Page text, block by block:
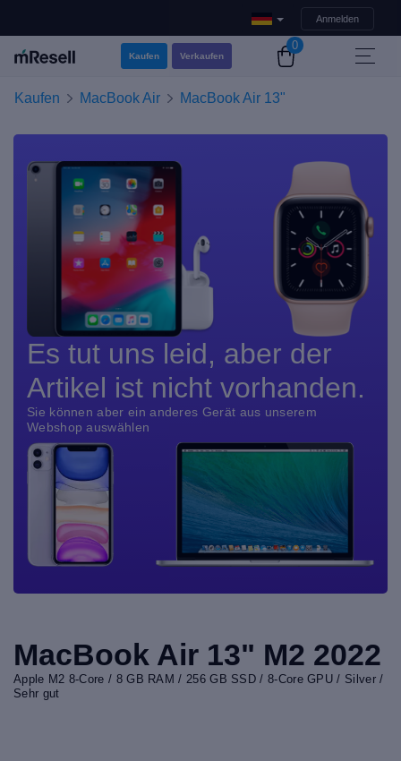
Anmelden
Kaufen Verkaufen
0
Kaufen MacBook Air MacBook Air 13"
Es tut uns leid, aber der
Artikel ist nicht vorhanden.
Sie können aber ein anderes Gerät aus unserem
Webshop auswählen
MacBook Air 13" M2 2022
Apple M2 8-Core / 8 GB RAM / 256 GB SSD / 8-Core GPU / Silver /
Sehr gut